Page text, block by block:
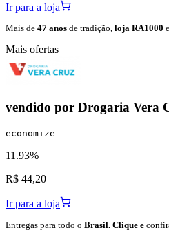
Ir para a loja
Mais de 47 anos de tradição, loja RA1000 e
Mais ofertas
vendido por Drogaria Vera
economize
11.93%
R$ 44,20
Ir para a loja
Entregas para todo o Brasil. Clique e